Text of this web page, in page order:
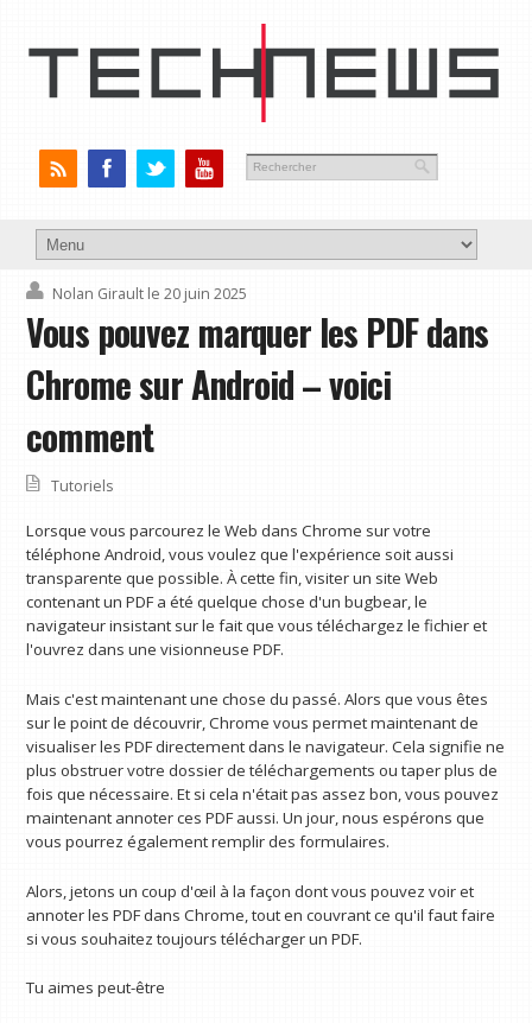
Nolan Girault le 20 juin 2025
Vous pouvez marquer les PDF dans
Chrome sur Android – voici
comment
Tutoriels
Lorsque vous parcourez le Web dans Chrome sur votre
téléphone Android, vous voulez que l'expérience soit aussi
transparente que possible. À cette fin, visiter un site Web
contenant un PDF a été quelque chose d'un bugbear, le
navigateur insistant sur le fait que vous téléchargez le fichier et
l'ouvrez dans une visionneuse PDF.
Mais c'est maintenant une chose du passé. Alors que vous êtes
sur le point de découvrir, Chrome vous permet maintenant de
visualiser les PDF directement dans le navigateur. Cela signifie ne
plus obstruer votre dossier de téléchargements ou taper plus de
fois que nécessaire. Et si cela n'était pas assez bon, vous pouvez
maintenant annoter ces PDF aussi. Un jour, nous espérons que
vous pourrez également remplir des formulaires.
Alors, jetons un coup d'œil à la façon dont vous pouvez voir et
annoter les PDF dans Chrome, tout en couvrant ce qu'il faut faire
si vous souhaitez toujours télécharger un PDF.
Tu aimes peut-être